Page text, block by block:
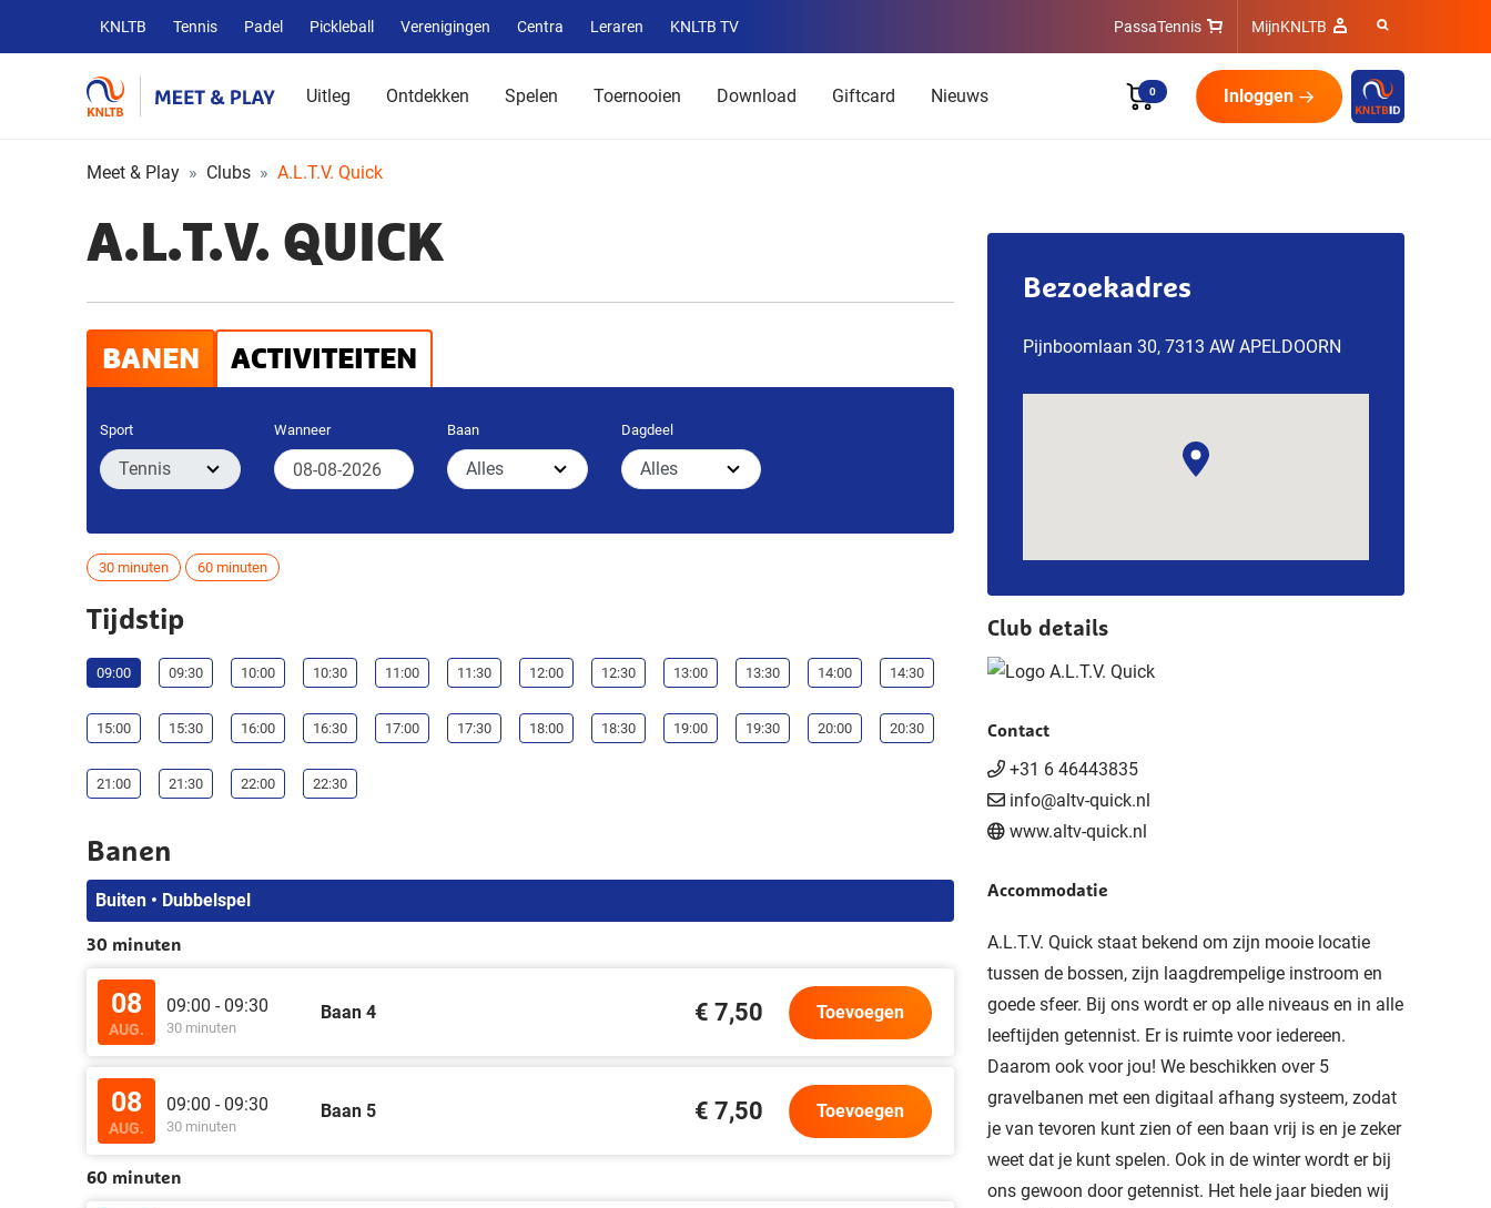
Overige
KNLTB
websites
KNLTB Tennis Padel Pickleball Verenigingen Centra Leraren KNLTB TV
Service
menu
PassaTennis MijnKNLTB
Uitleg Ontdekken Spelen Toernooien Download Giftcard Nieuws 0 Inloggen
Meet & Play Clubs A.L.T.V. Quick
A.L.T.V. QUICK
BANEN ACTIVITEITEN
Sport Wanneer Baan Dagdeel
30 minuten 60 minuten
Tijdstip
09:00 09:30 10:00 10:30 11:00 11:30 12:00 12:30 13:00 13:30 14:00 14:30
15:00 15:30 16:00 16:30 17:00 17:30 18:00 18:30 19:00 19:30 20:00 20:30
21:00 21:30 22:00 22:30
Banen
Buiten • Dubbelspel
30 minuten
08
AUG.
09:00 - 09:30
30 minuten
Baan 4 € 7,50 Toevoegen
08
AUG.
09:00 - 09:30
30 minuten
Baan 5 € 7,50 Toevoegen
60 minuten
Bezoekadres
Pijnboomlaan 30, 7313 AW APELDOORN
Club details
Contact
+31 6 46443835
info@altv-quick.nl
www.altv-quick.nl
Accommodatie
A.L.T.V. Quick staat bekend om zijn mooie locatie
tussen de bossen, zijn laagdrempelige instroom en
goede sfeer. Bij ons wordt er op alle niveaus en in alle
leeftijden getennist. Er is ruimte voor iedereen.
Daarom ook voor jou! We beschikken over 5
gravelbanen met een digitaal afhang systeem, zodat
je van tevoren kunt zien of een baan vrij is en je zeker
weet dat je kunt spelen. Ook in de winter wordt er bij
ons gewoon door getennist. Het hele jaar bieden wij